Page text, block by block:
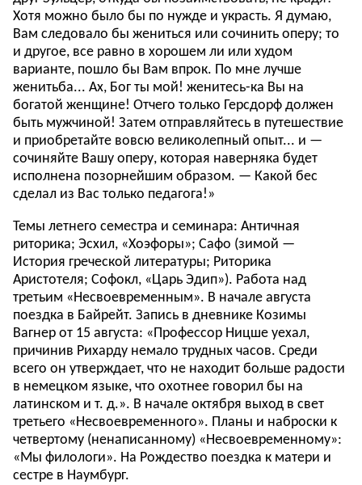
Хотя можно было бы по нужде и украсть. Я думаю,
Вам следовало бы жениться или сочинить оперу; то
и другое, все равно в хорошем ли или худом
варианте, пошло бы Вам впрок. По мне лучше
женитьба... Ах, Бог ты мой! женитесь-ка Вы на
богатой женщине! Отчего только Герсдорф должен
быть мужчиной! Затем отправляйтесь в путешествие
и приобретайте вовсю великолепный опыт... и —
сочиняйте Вашу оперу, которая наверняка будет
исполнена позорнейшим образом. — Какой бес
сделал из Вас только педагога!»
Темы летнего семестра и семинара: Античная
риторика; Эсхил, «Хоэфоры»; Сафо (зимой —
История греческой литературы; Риторика
Аристотеля; Софокл, «Царь Эдип»). Работа над
третьим «Несвоевременным». В начале августа
поездка в Байрейт. Запись в дневнике Козимы
Вагнер от 15 августа: «Профессор Ницше уехал,
причинив Рихарду немало трудных часов. Среди
всего он утверждает, что не находит больше радости
в немецком языке, что охотнее говорил бы на
латинском и т. д.». В начале октября выход в свет
третьего «Несвоевременного». Планы и наброски к
четвертому (ненаписанному) «Несвоевременному»:
«Мы филологи». На Рождество поездка к матери и
сестре в Наумбург.